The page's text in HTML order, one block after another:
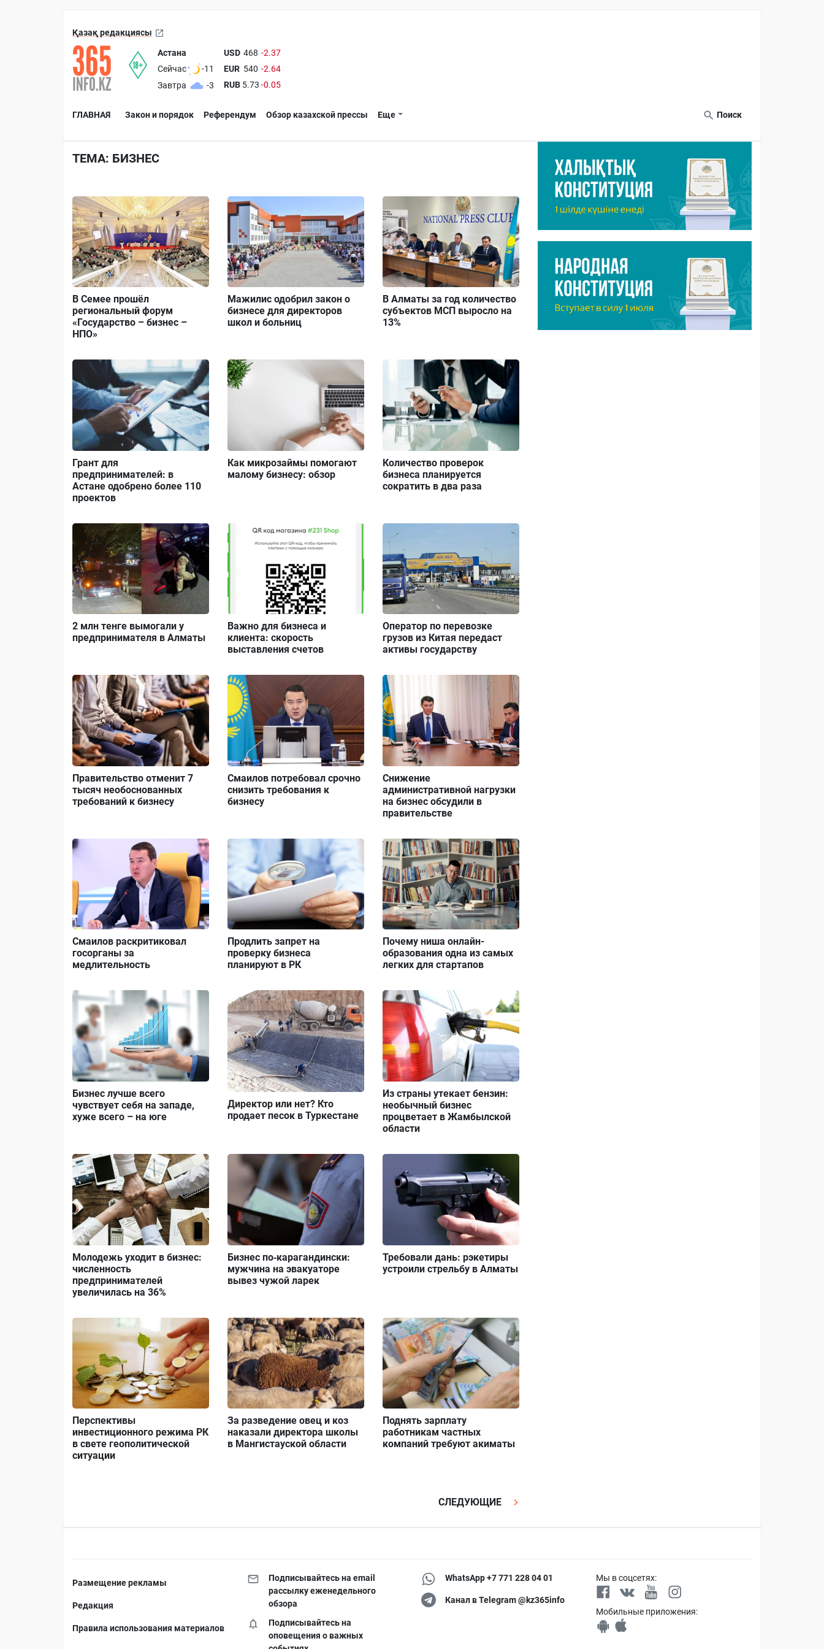
Қазақ редакциясы
Астана
Сейчас
-11
Завтра
-3
USD 468 -2.37
EUR 540 -2.64
RUB 5.73 -0.05
ГЛАВНАЯ Закон и порядок Референдум Обзор казахской прессы Еще Поиск
ТЕМА: БИЗНЕС
В Семее прошёл
региональный форум
«Государство – бизнес –
НПО»
Мажилис одобрил закон о
бизнесе для директоров
школ и больниц
В Алматы за год количество
субъектов МСП выросло на
13%
Грант для
предпринимателей: в
Астане одобрено более 110
проектов
Как микрозаймы помогают
малому бизнесу: обзор
Количество проверок
бизнеса планируется
сократить в два раза
2 млн тенге вымогали у
предпринимателя в Алматы
Важно для бизнеса и
клиента: скорость
выставления счетов
Оператор по перевозке
грузов из Китая передаст
активы государству
Правительство отменит 7
тысяч необоснованных
требований к бизнесу
Смаилов потребовал срочно
снизить требования к
бизнесу
Снижение
административной нагрузки
на бизнес обсудили в
правительстве
Смаилов раскритиковал
госорганы за
медлительность
Продлить запрет на
проверку бизнеса
планируют в РК
Почему ниша онлайн-
образования одна из самых
легких для стартапов
Бизнес лучше всего
чувствует себя на западе,
хуже всего – на юге
Директор или нет? Кто
продает песок в Туркестане
Из страны утекает бензин:
необычный бизнес
процветает в Жамбылской
области
Молодежь уходит в бизнес:
численность
предпринимателей
увеличилась на 36%
Бизнес по‑карагандински:
мужчина на эвакуаторе
вывез чужой ларек
Требовали дань: рэкетиры
устроили стрельбу в Алматы
Перспективы
инвестиционного режима РК
в свете геополитической
ситуации
За разведение овец и коз
наказали директора школы
в Мангистауской области
Поднять зарплату
работникам частных
компаний требуют акиматы
СЛЕДУЮЩИЕ
Размещение рекламы
Редакция
Правила использования материалов
Подписывайтесь на email
рассылку еженедельного
обзора
Подписывайтесь на
оповещения о важных
WhatsApp +7 771 228 04 01
Канал в Telegram @kz365info
Мы в соцсетях:
Мобильные приложения: